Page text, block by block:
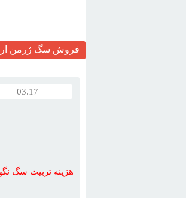
فروش سگ ژرمن
03.17
هزينه تربيت سگ